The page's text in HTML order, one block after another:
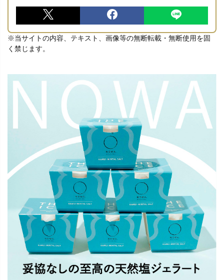
※当サイトの内容、テキスト、画像等の無断転載・無断使用を固
く禁じます。